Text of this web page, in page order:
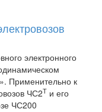
электронного
Применительно к
ЧС2Т и его
ЧС200